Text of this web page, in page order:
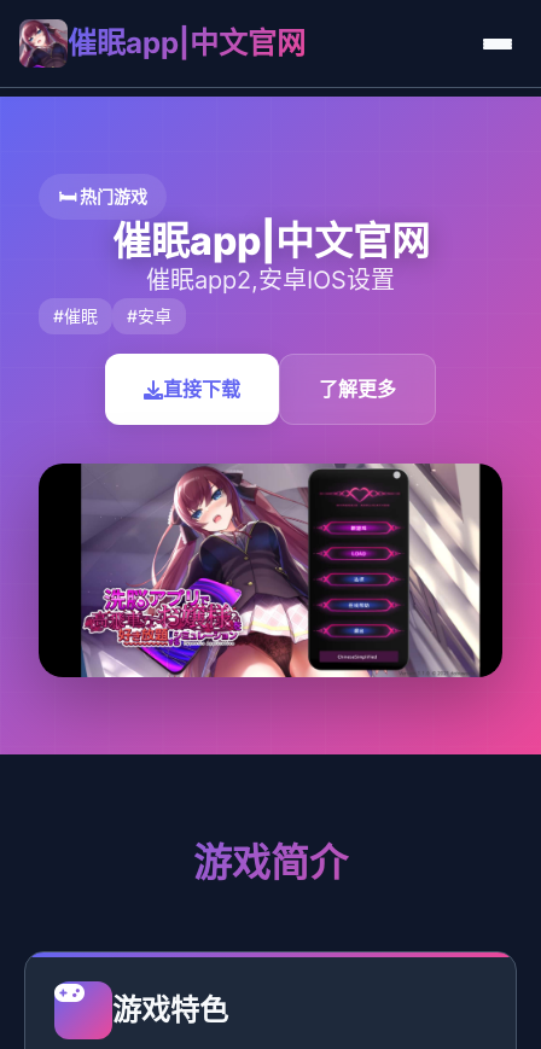
催眠app|中文官网
🛏️ 热门游戏
催眠app|中文官网
催眠app2,安卓IOS设置
#催眠 #安卓
直接下载 了解更多
游戏简介
游戏特色